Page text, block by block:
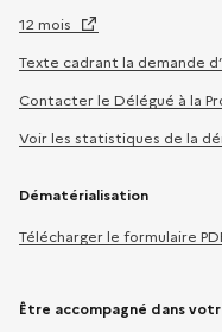
12 mois
Texte cadrant la demande
Contacter le Délégué à la
Voir les statistiques de la
Dématérialisation
Télécharger le formulaire
Être accompagné dans